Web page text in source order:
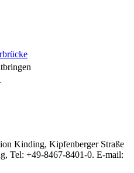
Kinding, Kipfenberger Straße
Tel: +49-8467-8401-0. E-mail: